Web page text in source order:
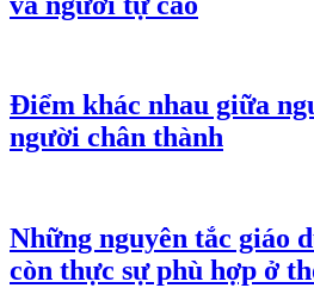
Điểm khác nhau giữa
người chân thành
Những nguyên tắc giáo
còn thực sự phù hợp ở